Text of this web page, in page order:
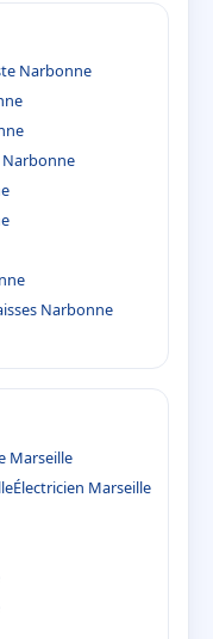
Narbonne
Narbonne
Narbonne
Marseille
Électricien Marseille